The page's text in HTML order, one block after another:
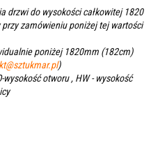
drzwi do wysokości całkowitej 1820
zamówieniu poniżej tej wartości
poniżej 1820mm (182cm)
)
wysokość otworu , HW - wysokość